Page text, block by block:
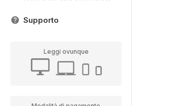
Supporto
Leggi ovunque